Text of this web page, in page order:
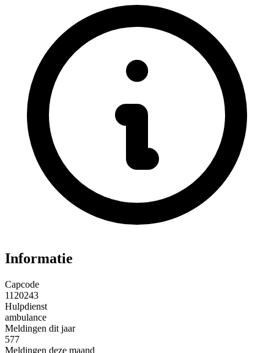
Informatie
Capcode
1120243
Hulpdienst
ambulance
Meldingen dit jaar
577
Meldingen deze maand